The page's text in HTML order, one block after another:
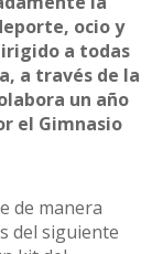
ocio y
a todas
a través de la
un año
el Gimnasio
de manera
del siguiente